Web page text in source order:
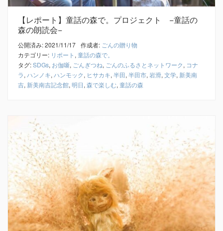
【レポート】童話の森で。プロジェクト −童話の
森の朗読会−
公開済み: 2021/11/17 作成者: ごんの贈り物
カテゴリー: リポート , 童話の森で。
タグ:SDGs, お伽噺, ごんぎつね, ごんのふるさとネットワーク, コナ
ラ, ハンノキ, ハンモック, ヒサカキ, 半田, 半田市, 岩滑, 文学, 新美南
吉, 新美南吉記念館, 明日, 森で楽しむ, 童話の森